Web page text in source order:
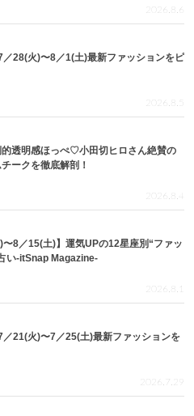
2026.8.6
／28(火)〜8／1(土)最新ファッションをピ
2026.8.5
透明感ほっぺ♡小田切ヒロさん絶賛の
ークを徹底解剖！
2026.8.4
〜8／15(土)】運気UPの12星座別“ファッ
い-itSnap Magazine-
2026.8.1
／21(火)〜7／25(土)最新ファッションを
2026.7.29